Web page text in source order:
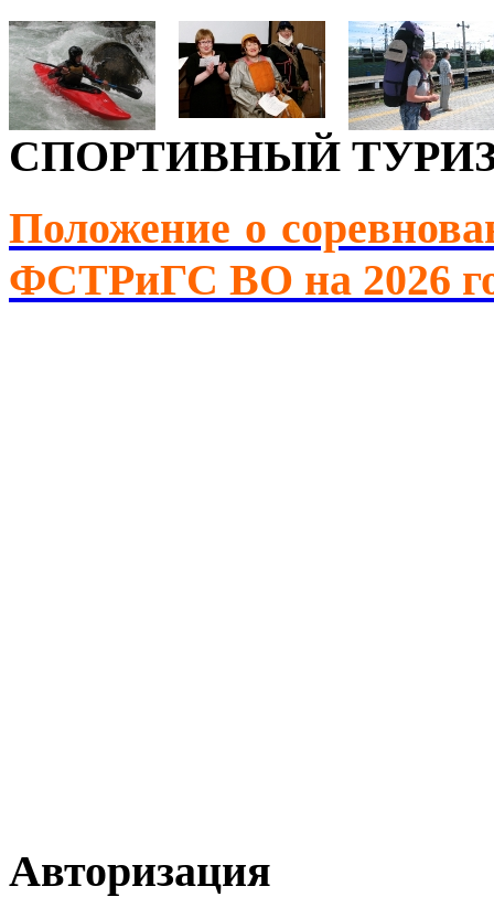
СПОРТИВНЫЙ
Положение о
ФСТРиГС ВО на 2026
Авторизация